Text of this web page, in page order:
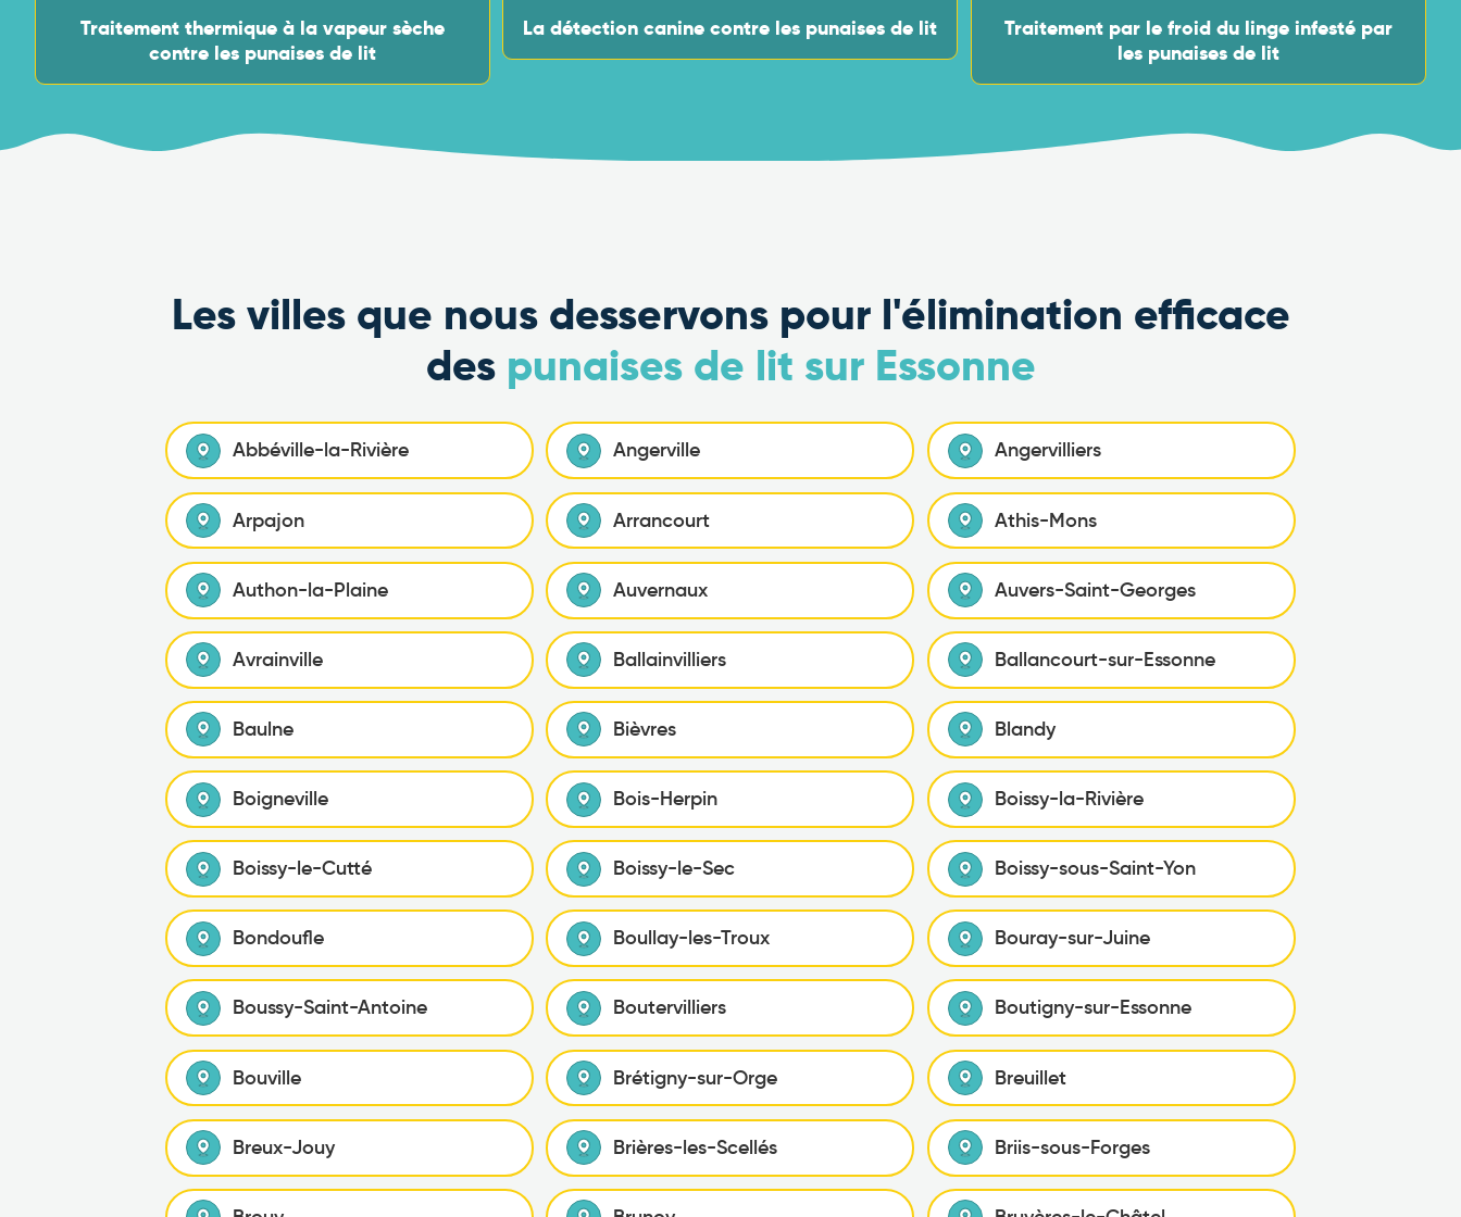
Traitement thermique à la vapeur sèche
contre les punaises de lit
La détection canine contre les punaises de lit
Traitement par le froid du linge infesté par
les punaises de lit
Les villes que nous desservons pour l'élimination efficace
des punaises de lit sur Essonne
Abbéville-la-Rivière Angerville Angervilliers
Arpajon Arrancourt Athis-Mons
Authon-la-Plaine Auvernaux Auvers-Saint-Georges
Avrainville Ballainvilliers Ballancourt-sur-Essonne
Baulne Bièvres Blandy
Boigneville Bois-Herpin Boissy-la-Rivière
Boissy-le-Cutté Boissy-le-Sec Boissy-sous-Saint-Yon
Bondoufle Boullay-les-Troux Bouray-sur-Juine
Boussy-Saint-Antoine Boutervilliers Boutigny-sur-Essonne
Bouville Brétigny-sur-Orge Breuillet
Breux-Jouy Brières-les-Scellés Briis-sous-Forges